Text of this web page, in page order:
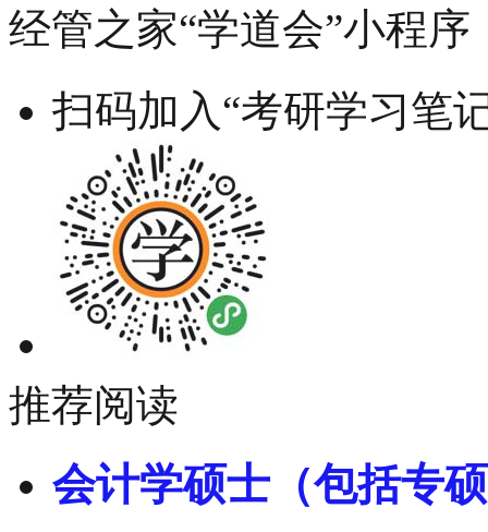
经管之家“学道会”小程序
扫码加入“考研学习笔
推荐阅读
会计学硕士（包括专